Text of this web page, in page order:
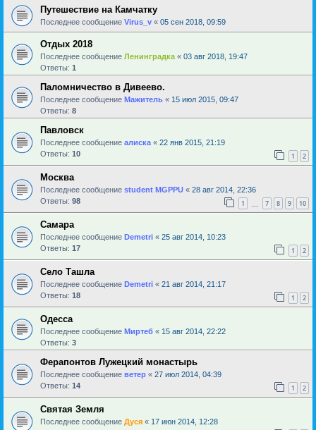
Путешествие на Камчатку
Последнее сообщение Virus_v « 05 сен 2018, 09:59
Отдых 2018
Последнее сообщение Ленинградка « 03 авг 2018, 19:47
Ответы: 1
Паломничество в Дивеево.
Последнее сообщение Мажитель « 15 июл 2015, 09:47
Ответы: 8
Павловск
Последнее сообщение алиска « 22 янв 2015, 21:19
Ответы: 10 1 2
Москва
Последнее сообщение student MGPPU « 28 авг 2014, 22:36
Ответы: 98 1 7 8 9 10
Самара
Последнее сообщение Demetri « 25 авг 2014, 10:23
Ответы: 17 1 2
Село Ташла
Последнее сообщение Demetri « 21 авг 2014, 21:17
Ответы: 18 1 2
Одесса
Последнее сообщение Миртеб « 15 авг 2014, 22:22
Ответы: 3
Ферапонтов Лужецкий монастырь
Последнее сообщение ветер « 27 июл 2014, 04:39
Ответы: 14 1 2
Святая Земля
Последнее сообщение Дуся « 17 июн 2014, 12:28